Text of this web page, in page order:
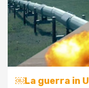
￼La guerra in